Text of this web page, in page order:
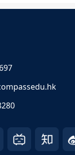
司的一个面试的邀
请之前了，能够弥